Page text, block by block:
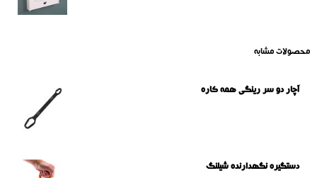
محصولات مشابه
آچار دو سر رینگی همه کاره
دستگیره نگهدارنده شیلنگ